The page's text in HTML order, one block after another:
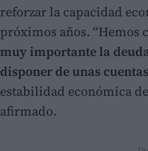
reforzar la capacidad
próximos años. “Hemos
muy importante la
disponer de unas
estabilidad económica
afirmado.